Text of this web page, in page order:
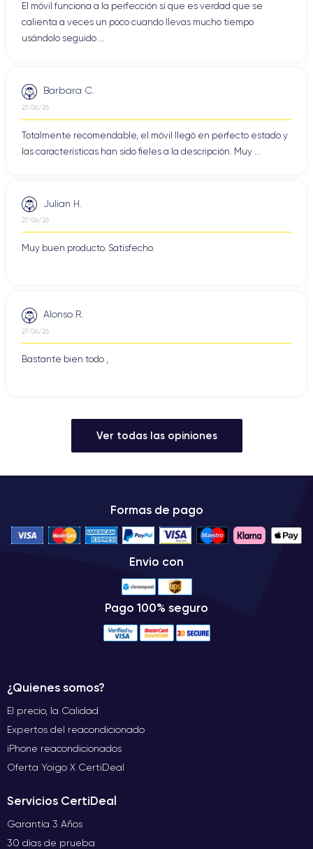
El móvil funciona a la perfección sí que es verdad que se
calienta a veces un poco cuando llevas mucho tiempo
usándolo seguido ...
Barbara C.
27/06/26
Totalmente recomendable, el móvil llegó en perfecto estado y
las características han sido fieles a la descripción. Muy ...
Julian H.
27/06/26
Muy buen producto. Satisfecho.
Alonso R.
27/06/26
Bastante bien todo ,
Ver todas las opiniones
Formas de pago
Envio con
Pago 100% seguro
¿Quienes somos?
El precio, la Calidad
Expertos del reacondicionado
iPhone reacondicionados
Oferta Yoigo X CertiDeal
Servicios CertiDeal
Garantía 3 Años
30 días de prueba